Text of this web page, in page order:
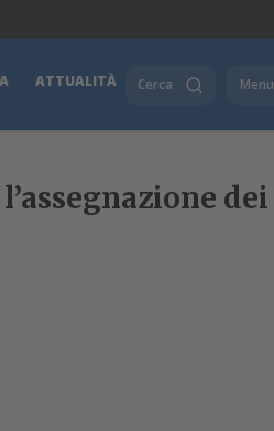
ATTUALITÀ Cerca Menu
dei